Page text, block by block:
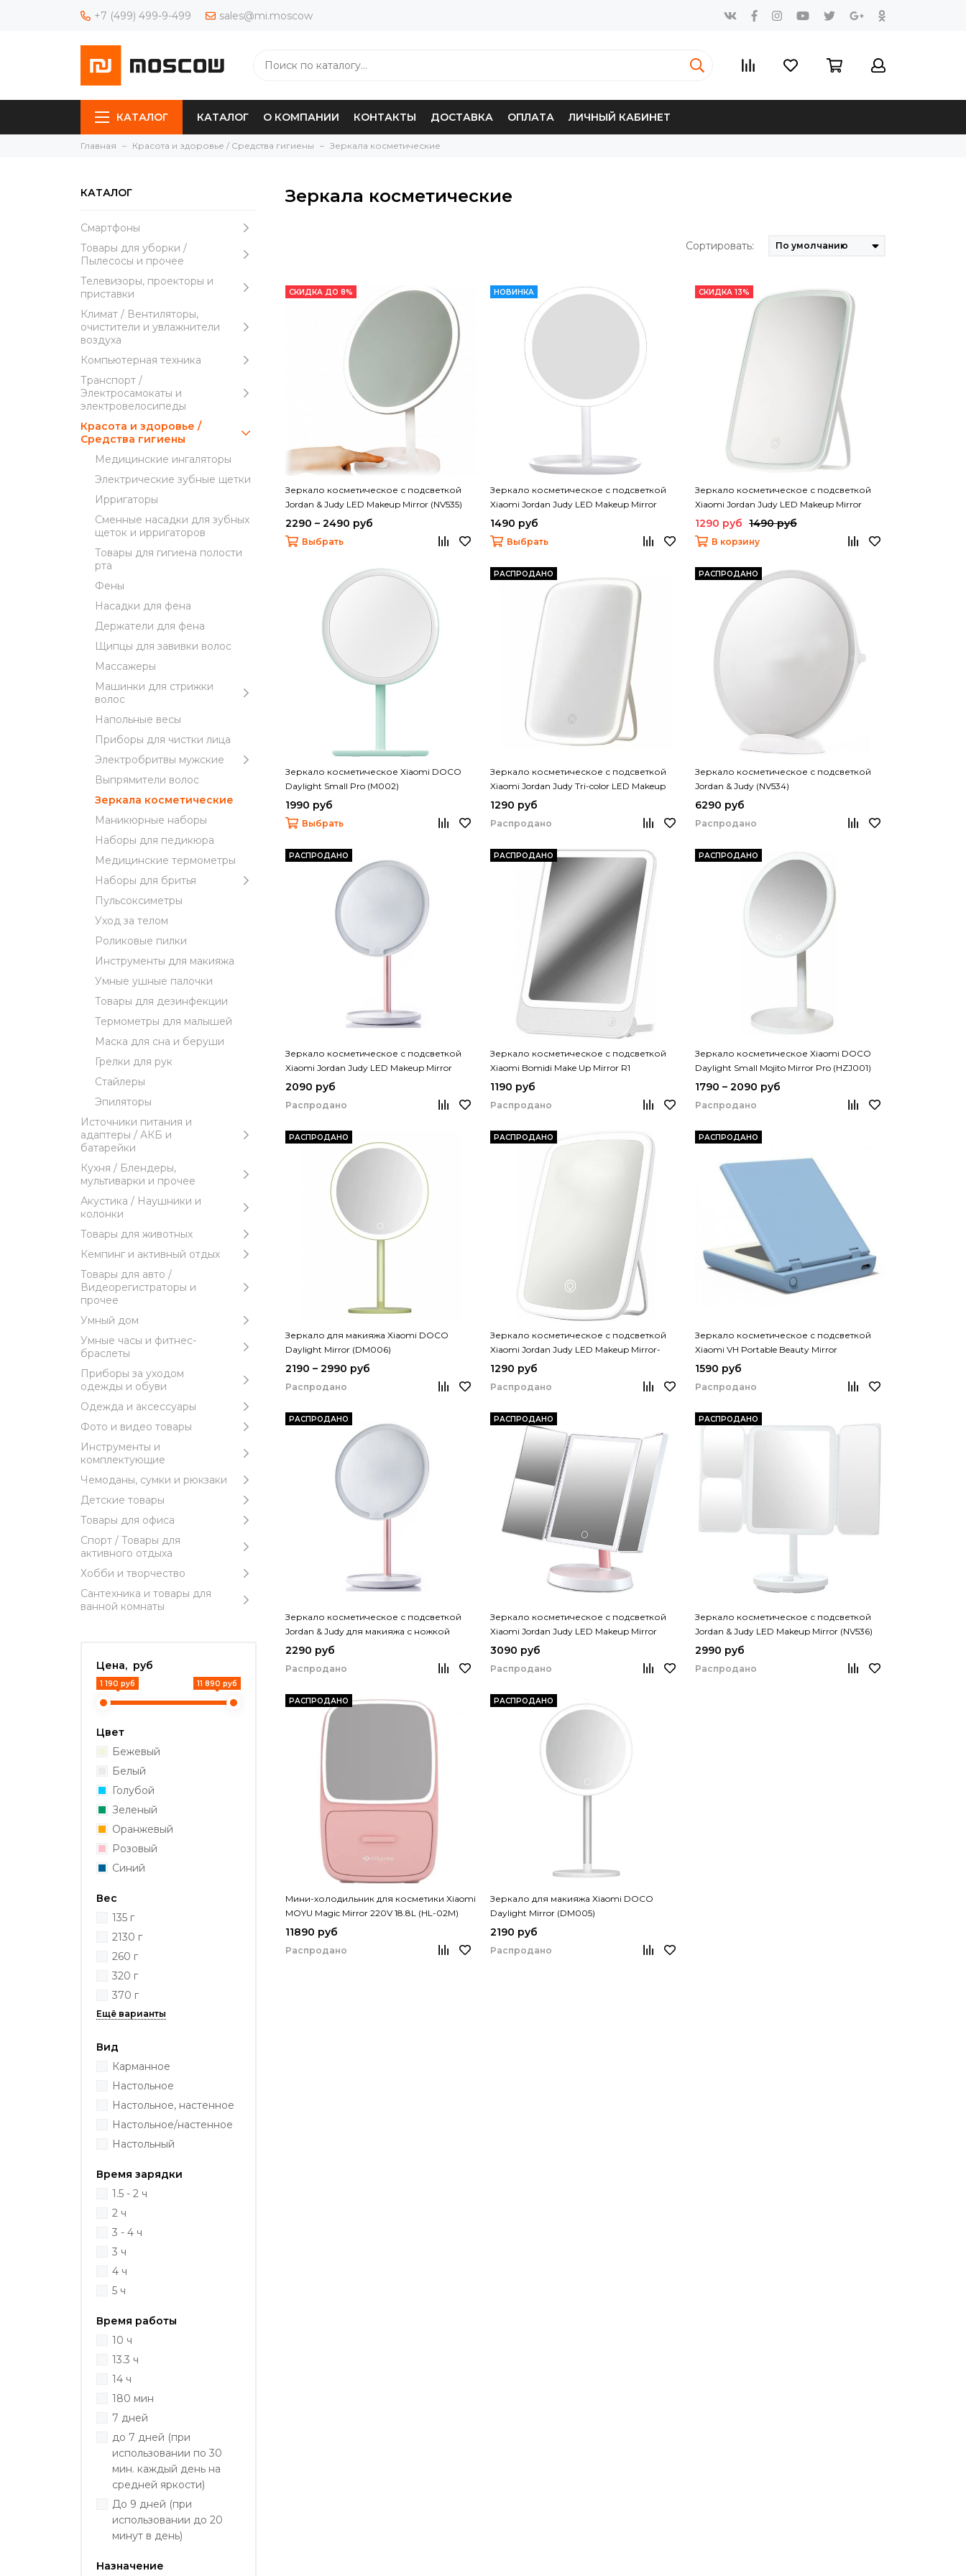
+7 (499) 499-9-499 sales@mi.moscow
КАТАЛОГ КАТАЛОГ О КОМПАНИИ КОНТАКТЫ ДОСТАВКА ОПЛАТА ЛИЧНЫЙ КАБИНЕТ
Главная Красота и здоровье / Средства гигиены Зеркала косметические
КАТАЛОГ
Смартфоны
Товары для уборки /
Пылесосы и прочее
Телевизоры, проекторы и
приставки
Климат / Вентиляторы,
очистители и увлажнители
воздуха
Компьютерная техника
Транспорт /
Электросамокаты и
электровелосипеды
Красота и здоровье /
Средства гигиены
Медицинские ингаляторы
Электрические зубные щетки
Ирригаторы
Сменные насадки для зубных
щеток и ирригаторов
Товары для гигиена полости
рта
Фены
Насадки для фена
Держатели для фена
Щипцы для завивки волос
Массажеры
Машинки для стрижки
волос
Напольные весы
Приборы для чистки лица
Электробритвы мужские
Выпрямители волос
Зеркала косметические
Маникюрные наборы
Наборы для педикюра
Медицинские термометры
Наборы для бритья
Пульсоксиметры
Уход за телом
Роликовые пилки
Инструменты для макияжа
Умные ушные палочки
Товары для дезинфекции
Термометры для малышей
Маска для сна и беруши
Грелки для рук
Стайлеры
Эпиляторы
Источники питания и
адаптеры / АКБ и
батарейки
Кухня / Блендеры,
мультиварки и прочее
Акустика / Наушники и
колонки
Товары для животных
Кемпинг и активный отдых
Товары для авто /
Видеорегистраторы и
прочее
Умный дом
Умные часы и фитнес-
браслеты
Приборы за уходом
одежды и обуви
Одежда и аксессуары
Фото и видео товары
Инструменты и
комплектующие
Чемоданы, сумки и рюкзаки
Детские товары
Товары для офиса
Спорт / Товары для
активного отдыха
Хобби и творчество
Сантехника и товары для
ванной комнаты
Цена, руб
1 190 руб 11 890 руб
Цвет
Бежевый
Белый
Голубой
Зеленый
Оранжевый
Розовый
Синий
Вес
135 г
2130 г
260 г
320 г
370 г
Вид
Карманное
Настольное
Настольное, настенное
Настольное/настенное
Настольный
Время зарядки
1.5 - 2 ч
2 ч
3 - 4 ч
3 ч
4 ч
5 ч
Время работы
10 ч
13.3 ч
14 ч
180 мин
7 дней
до 7 дней (при
использовании по 30
мин. каждый день на
средней яркости)
До 9 дней (при
использовании до 20
минут в день)
Назначение
Зеркала косметические
Сортировать:
СКИДКА ДО 8%
Зеркало косметическое с подсветкой
Jordan & Judy LED Makeup Mirror (NV535)
2290 – 2490 руб
Выбрать
НОВИНКА
Зеркало косметическое с подсветкой
Xiaomi Jordan Judy LED Makeup Mirror
(NV543)
1490 руб
Выбрать
СКИДКА 13%
Зеркало косметическое с подсветкой
Xiaomi Jordan Judy LED Makeup Mirror
(NV026)
1290 руб 1490 руб
В корзину
Зеркало косметическое Xiaomi DOCO
Daylight Small Pro (M002)
1990 руб
Выбрать
РАСПРОДАНО
Зеркало косметическое с подсветкой
Xiaomi Jordan Judy Tri-color LED Makeup
Mirror (NV505)
1290 руб
Распродано
РАСПРОДАНО
Зеркало косметическое с подсветкой
Jordan & Judy (NV534)
6290 руб
Распродано
РАСПРОДАНО
Зеркало косметическое с подсветкой
Xiaomi Jordan Judy LED Makeup Mirror
(NV532)
2090 руб
Распродано
РАСПРОДАНО
Зеркало косметическое с подсветкой
Xiaomi Bomidi Make Up Mirror R1
1190 руб
Распродано
РАСПРОДАНО
Зеркало косметическое Xiaomi DOCO
Daylight Small Mojito Mirror Pro (HZJ001)
1790 – 2090 руб
Распродано
РАСПРОДАНО
Зеркало для макияжа Xiaomi DOCO
Daylight Mirror (DM006)
2190 – 2990 руб
Распродано
РАСПРОДАНО
Зеркало косметическое с подсветкой
Xiaomi Jordan Judy LED Makeup Mirror-
Upgrade (NV663)
1290 руб
Распродано
РАСПРОДАНО
Зеркало косметическое с подсветкой
Xiaomi VH Portable Beauty Mirror
1590 руб
Распродано
РАСПРОДАНО
Зеркало косметическое с подсветкой
Jordan & Judy для макияжа с ножкой
(NV532)
2290 руб
Распродано
РАСПРОДАНО
Зеркало косметическое с подсветкой
Xiaomi Jordan Judy LED Makeup Mirror
(NV549)
3090 руб
Распродано
РАСПРОДАНО
Зеркало косметическое с подсветкой
Jordan & Judy LED Makeup Mirror (NV536)
2990 руб
Распродано
РАСПРОДАНО
Мини-холодильник для косметики Xiaomi
MOYU Magic Mirror 220V 18.8L (HL-02M)
11890 руб
Распродано
РАСПРОДАНО
Зеркало для макияжа Xiaomi DOCO
Daylight Mirror (DM005)
2190 руб
Распродано